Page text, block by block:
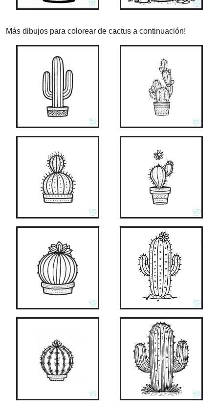
Más dibujos para colorear de cactus a continuación!